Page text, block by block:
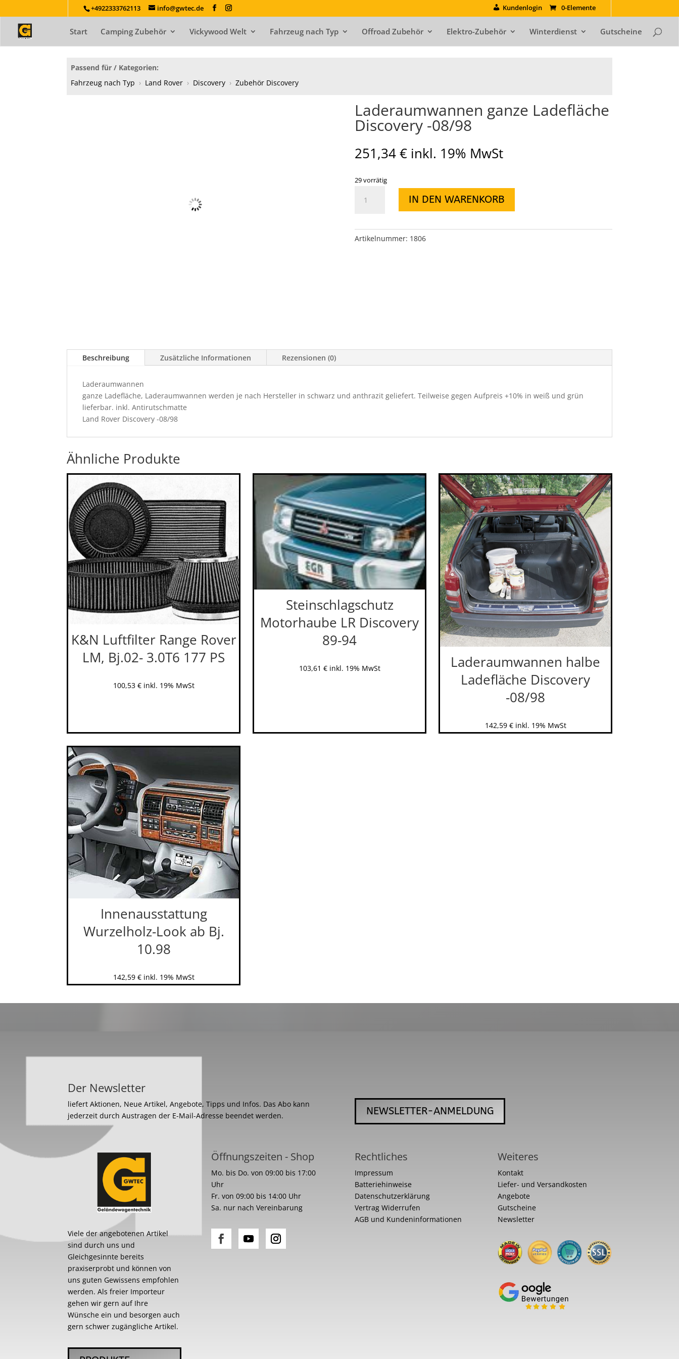
+4922333762113 info@gwtec.de Kundenlogin 0-Elemente
Start Camping Zubehör Vickywood Welt Fahrzeug nach Typ Offroad Zubehör Elektro-Zubehör Winterdienst Gutscheine
Passend für / Kategorien:
Fahrzeug nach Typ › Land Rover › Discovery › Zubehör Discovery
Laderaumwannen ganze Ladefläche
Discovery -08/98
251,34€ inkl. 19% MwSt
29 vorrätig
Laderaumwannen
ganze
-08/98
IN DEN WARENKORB
Artikelnummer: 1806
Beschreibung Zusätzliche Informationen Rezensionen (0)
Laderaumwannen
ganze Ladefläche, Laderaumwannen werden je nach Hersteller in schwarz und anthrazit geliefert. Teilweise gegen Aufpreis +10% in weiß und grün
lieferbar. inkl. Antirutschmatte
Land Rover Discovery -08/98
Ähnliche Produkte
K&N Luftfilter Range Rover
LM, Bj.02- 3.0T6 177 PS
100,53 € inkl. 19% MwSt
Steinschlagschutz
Motorhaube LR Discovery
89-94
103,61 € inkl. 19% MwSt
Laderaumwannen halbe
Ladefläche Discovery
-08/98
142,59 € inkl. 19% MwSt
Innenausstattung
Wurzelholz-Look ab Bj.
10.98
142,59 € inkl. 19% MwSt
Der Newsletter
liefert Aktionen, Neue Artikel, Angebote, Tipps und Infos. Das Abo kann
jederzeit durch Austragen der E-Mail-Adresse beendet werden.
NEWSLETTER-ANMELDUNG
Viele der angebotenen Artikel
sind durch uns und
Gleichgesinnte bereits
praxiserprobt und können von
uns guten Gewissens empfohlen
werden. Als freier Importeur
gehen wir gern auf Ihre
Wünsche ein und besorgen auch
gern schwer zugängliche Artikel.
Öffnungszeiten - Shop
Mo. bis Do. von 09:00 bis 17:00
Uhr
Fr. von 09:00 bis 14:00 Uhr
Sa. nur nach Vereinbarung
Rechtliches
Impressum
Batteriehinweise
Datenschutzerklärung
Vertrag Widerrufen
AGB und Kundeninformationen
Weiteres
Kontakt
Liefer- und Versandkosten
Angebote
Gutscheine
Newsletter